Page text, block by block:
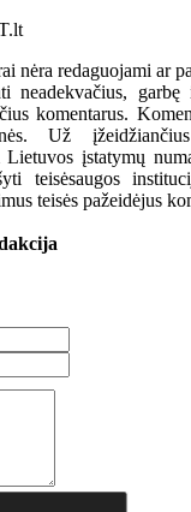
nėra redaguojami ar
neadekvačius,
komentarus.
Už
Lietuvos įstatymų
teisėsaugos
teisės pažeidėjus